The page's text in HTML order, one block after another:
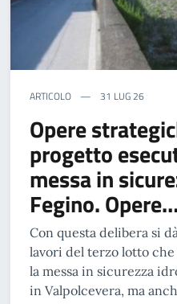
ARTICOLO 31 LUG 26
Opere
progetto
messa in
Fegino. Opere…
Con questa delibera si
lavori del terzo lotto
la messa in sicurezza
in Valpolcevera, ma